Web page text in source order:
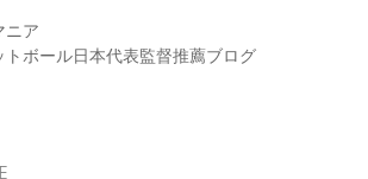
ニア
トボール日本代表監督推薦ブログ